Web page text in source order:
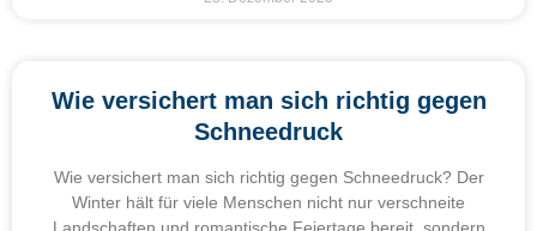
Wie versichert man sich richtig gegen
Schneedruck
Wie versichert man sich richtig gegen Schneedruck? Der
Winter hält für viele Menschen nicht nur verschneite